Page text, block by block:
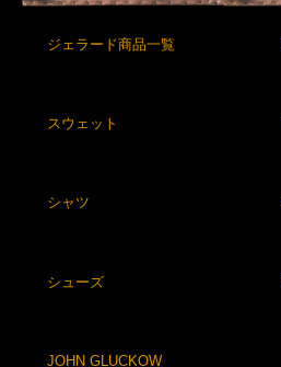
ジェラード商品一覧
スウェット
シャツ
シューズ
JOHN GLUCKOW